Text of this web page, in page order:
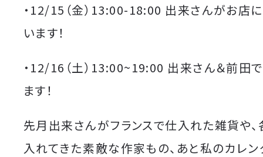
・12/15（金）13:00-18:00 出来さんがお店
います！
・12/16（土）13:00~19:00 出来さん＆前田
ます！
先月出来さんがフランスで仕入れた雑貨や
入れてきた素敵な作家もの、あと私のカレン